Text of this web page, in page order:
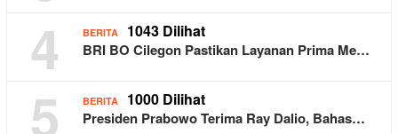
4 BERITA 1043 Dilihat
BRI BO Cilegon Pastikan Layanan Prima Me…
5 BERITA 1000 Dilihat
Presiden Prabowo Terima Ray Dalio, Bahas…